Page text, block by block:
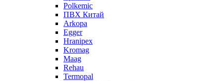
Polkemic
ПВХ Китай
Arkopa
Egger
Hranipex
Kromag
Maag
Rehau
Termopal